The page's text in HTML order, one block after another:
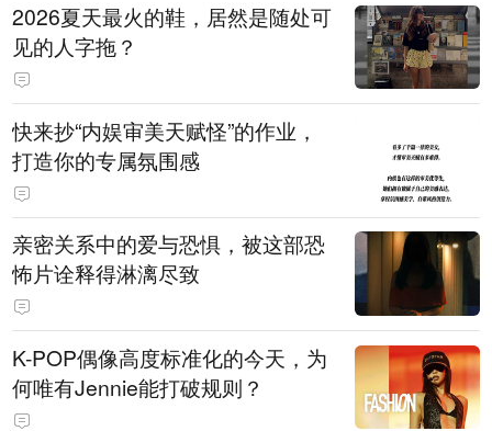
2026夏天最火的鞋，居然是随处可
见的人字拖？
快来抄“内娱审美天赋怪”的作业，
打造你的专属氛围感
亲密关系中的爱与恐惧，被这部恐
怖片诠释得淋漓尽致
K-POP偶像高度标准化的今天，为
何唯有Jennie能打破规则？